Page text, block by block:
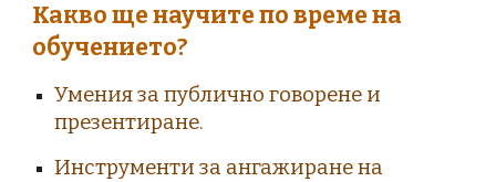
Какво ще научите по време на
обучението?
Умения за публично говорене и
презентиране.
Инструменти за ангажиране на